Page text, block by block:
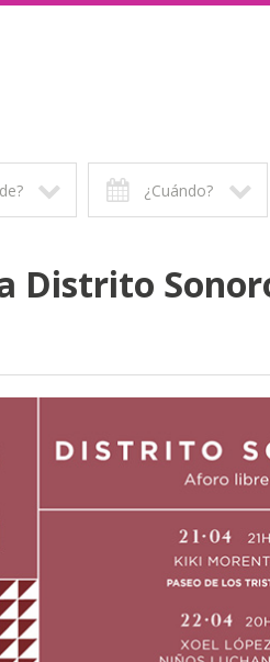
¿Cuándo?
Distrito